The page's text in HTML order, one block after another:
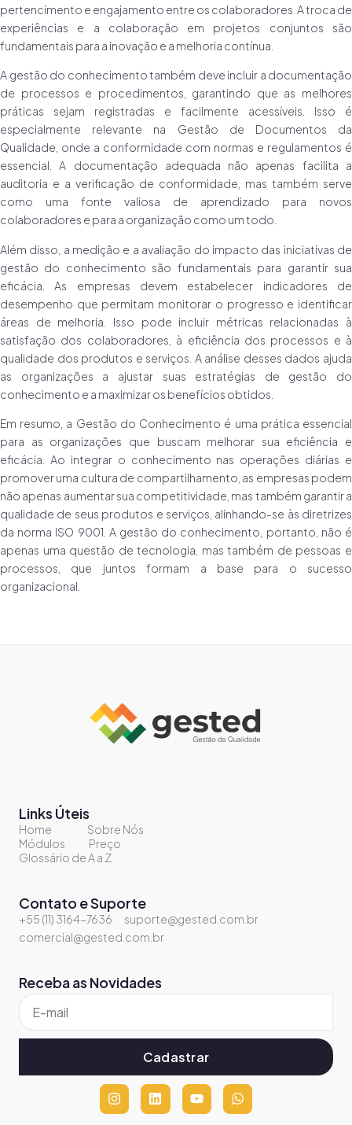
pertencimento e engajamento entre os colaboradores. A troca de
experiências e a colaboração em projetos conjuntos são
fundamentais para a inovação e a melhoria contínua.
A gestão do conhecimento também deve incluir a documentação
de processos e procedimentos, garantindo que as melhores
práticas sejam registradas e facilmente acessíveis. Isso é
especialmente relevante na Gestão de Documentos da
Qualidade, onde a conformidade com normas e regulamentos é
essencial. A documentação adequada não apenas facilita a
auditoria e a verificação de conformidade, mas também serve
como uma fonte valiosa de aprendizado para novos
colaboradores e para a organização como um todo.
Além disso, a medição e a avaliação do impacto das iniciativas de
gestão do conhecimento são fundamentais para garantir sua
eficácia. As empresas devem estabelecer indicadores de
desempenho que permitam monitorar o progresso e identificar
áreas de melhoria. Isso pode incluir métricas relacionadas à
satisfação dos colaboradores, à eficiência dos processos e à
qualidade dos produtos e serviços. A análise desses dados ajuda
as organizações a ajustar suas estratégias de gestão do
conhecimento e a maximizar os benefícios obtidos.
Em resumo, a Gestão do Conhecimento é uma prática essencial
para as organizações que buscam melhorar sua eficiência e
eficácia. Ao integrar o conhecimento nas operações diárias e
promover uma cultura de compartilhamento, as empresas podem
não apenas aumentar sua competitividade, mas também garantir a
qualidade de seus produtos e serviços, alinhando-se às diretrizes
da norma ISO 9001. A gestão do conhecimento, portanto, não é
apenas uma questão de tecnologia, mas também de pessoas e
processos, que juntos formam a base para o sucesso
organizacional.
Receba as Novidades
Cadastrar
Links Úteis
Home
Sobre Nós
Módulos
Preço
Glossário de A a Z
Contato e Suporte
+55 (11) 3164-7636
suporte@gested.com.br
comercial@gested.com.br